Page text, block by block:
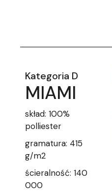
Kategoria D
MIAMI
skład: 100%
polliester
gramatura: 415
g/m2
ścieralność: 140
000